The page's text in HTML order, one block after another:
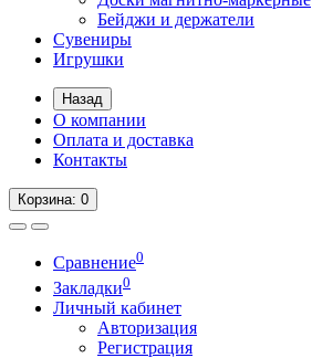
Бейджи и держатели
Сувениры
Игрушки
Назад
О компании
Оплата и доставка
Контакты
Корзина: 0
Сравнение0
Закладки0
Личный кабинет
Авторизация
Регистрация